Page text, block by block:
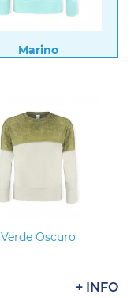
Marino
Verde Oscuro
+ INFO